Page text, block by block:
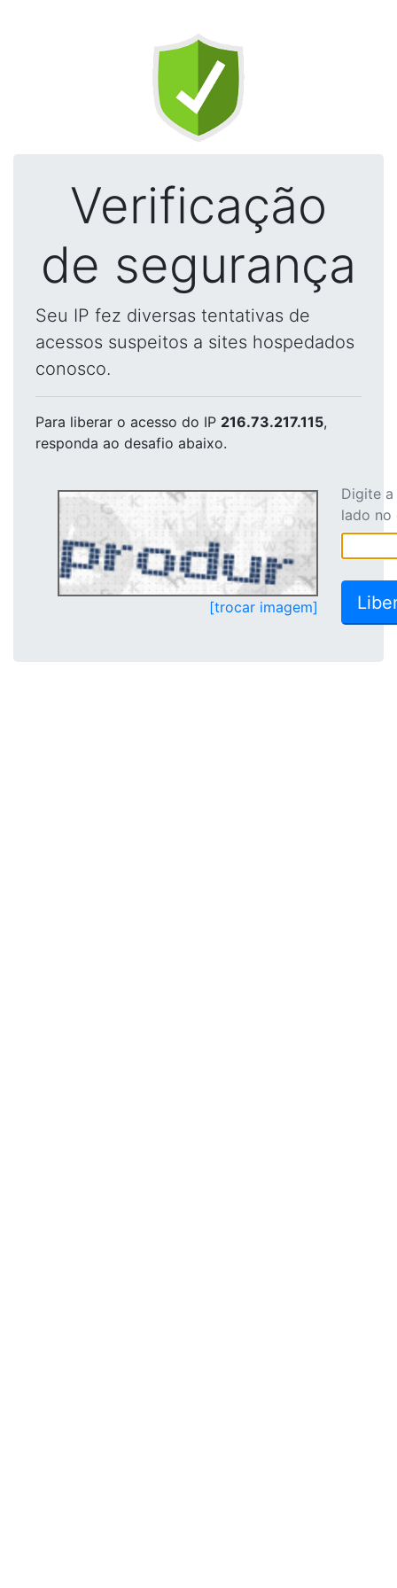
Verificação
de segurança
Seu IP fez diversas tentativas de
acessos suspeitos a sites hospedados
conosco.
Para liberar o acesso do IP 216.73.217.115,
responda ao desafio abaixo.
[trocar imagem]
Digite
lado no